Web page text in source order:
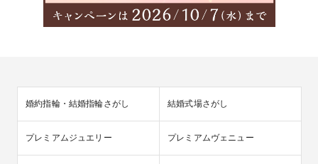
婚約指輪・結婚指輪さがし 結婚式場さがし
プレミアムジュエリー プレミアムヴェニュー